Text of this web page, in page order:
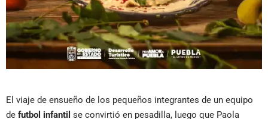
El viaje de ensueño de los pequeños integrantes de un equipo
de futbol infantil se convirtió en pesadilla, luego que Paola